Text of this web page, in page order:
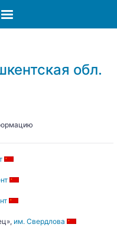
обл.
им. Свердлова